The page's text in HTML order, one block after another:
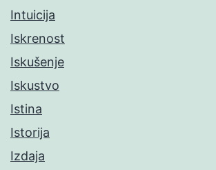
Intuicija
Iskrenost
Iskušenje
Iskustvo
Istina
Istorija
Izdaja